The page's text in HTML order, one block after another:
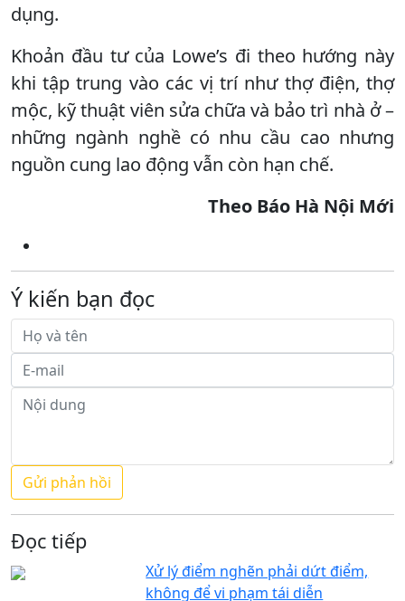
dụng.
Khoản đầu tư của Lowe’s đi theo hướng này
khi tập trung vào các vị trí như thợ điện, thợ
mộc, kỹ thuật viên sửa chữa và bảo trì nhà ở –
những ngành nghề có nhu cầu cao nhưng
nguồn cung lao động vẫn còn hạn chế.
Theo Báo Hà Nội Mới
Ý kiến bạn đọc
Đọc tiếp
Xử lý điểm nghẽn phải dứt điểm,
không để vi phạm tái diễn